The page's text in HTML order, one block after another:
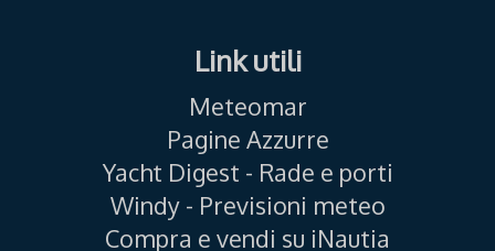
Link utili
Meteomar
Pagine Azzurre
Yacht Digest - Rade e porti
Windy - Previsioni meteo
Compra e vendi su iNautia